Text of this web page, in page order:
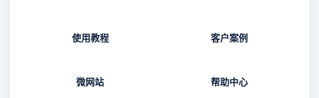
使用教程 客户案例
微网站 帮助中心